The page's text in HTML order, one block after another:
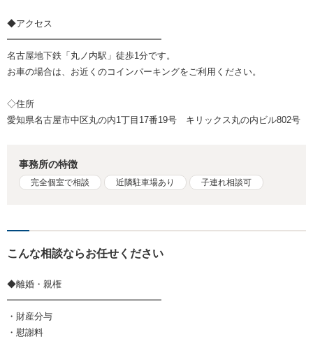
◆アクセス
━━━━━━━━━━━━━━━━━
名古屋地下鉄「丸ノ内駅」徒歩1分です。
お車の場合は、お近くのコインパーキングをご利用ください。
◇住所
愛知県名古屋市中区丸の内1丁目17番19号 キリックス丸の内ビル802号
事務所の特徴
完全個室で相談 近隣駐車場あり 子連れ相談可
こんな相談ならお任せください
◆離婚・親権
━━━━━━━━━━━━━━━━━
・財産分与
・慰謝料